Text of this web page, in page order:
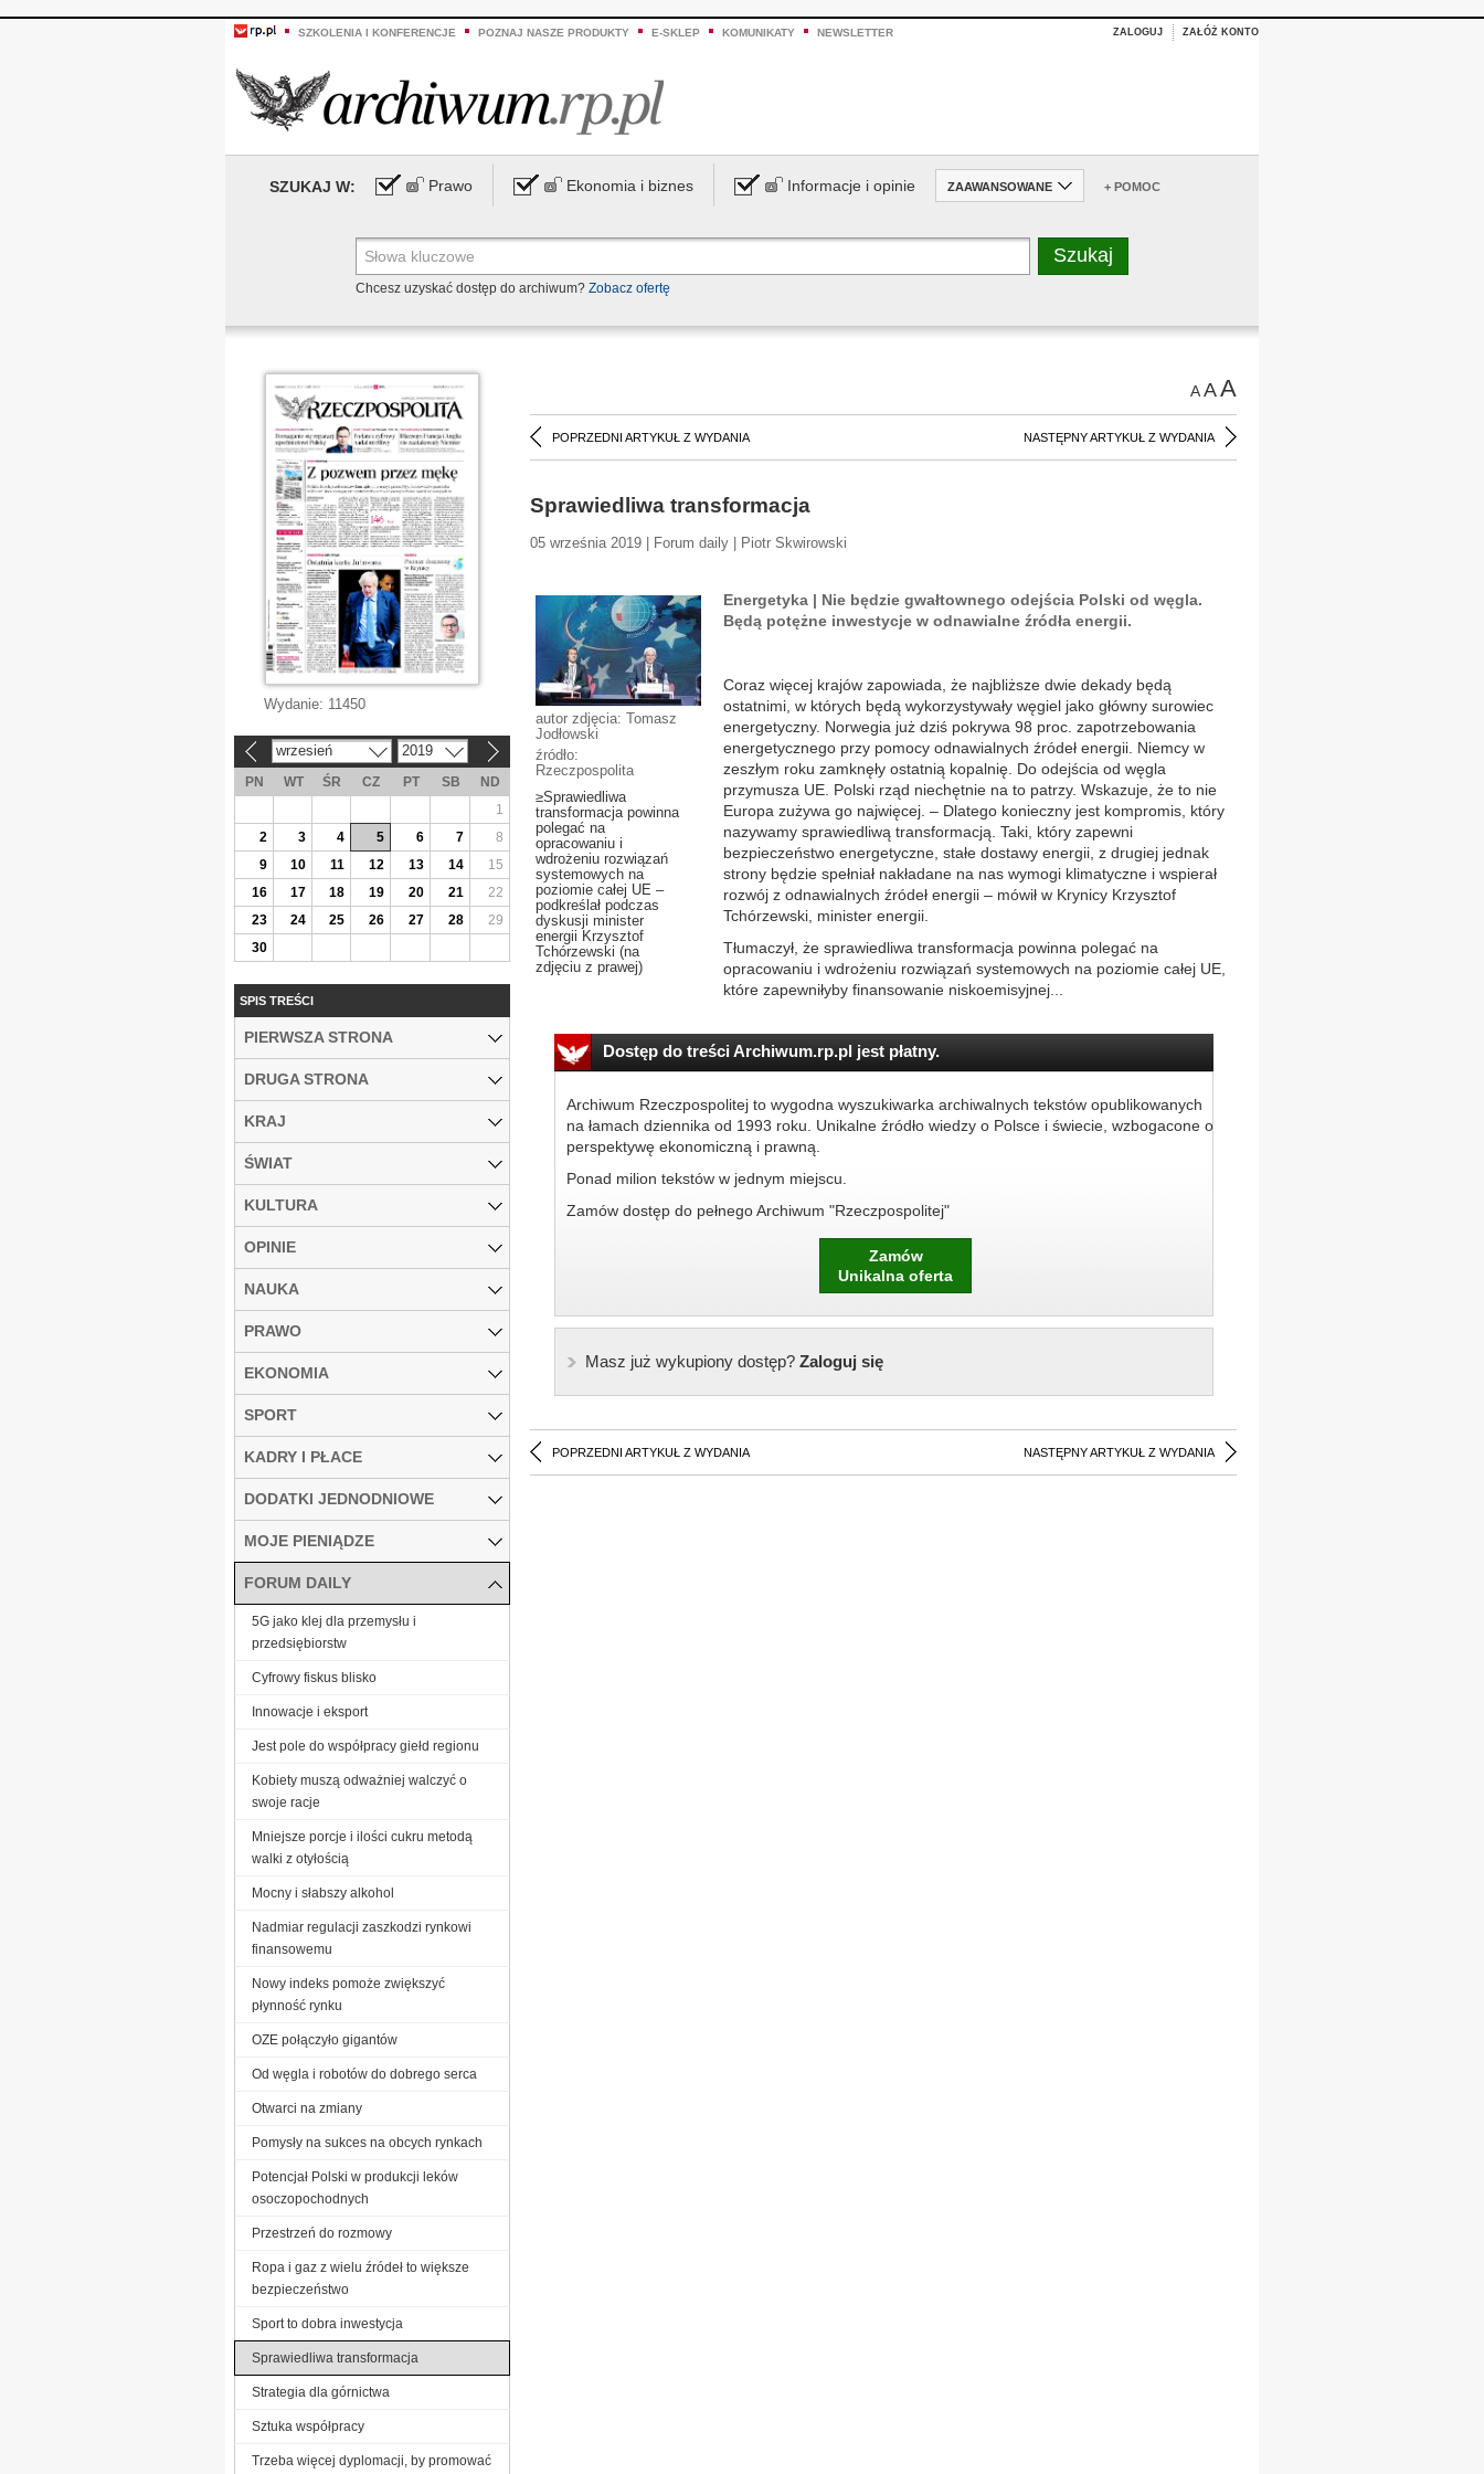
SZKOLENIA I KONFERENCJE POZNAJ NASZE PRODUKTY E-SKLEP KOMUNIKATY NEWSLETTER ZALOGUJ ZAŁÓŻ KONTO
SZUKAJ W: Prawo Ekonomia i biznes Informacje i opinie ZAAWANSOWANE + POMOC
Chcesz uzyskać dostęp do archiwum? Zobacz ofertę
AAA
POPRZEDNI ARTYKUŁ Z WYDANIA NASTĘPNY ARTYKUŁ Z WYDANIA
Sprawiedliwa transformacja
05 września 2019 | Forum daily | Piotr Skwirowski
autor zdjęcia: Tomasz
Jodłowski
źródło:
Rzeczpospolita
≥Sprawiedliwa
transformacja powinna
polegać na
opracowaniu i
wdrożeniu rozwiązań
systemowych na
poziomie całej UE –
podkreślał podczas
dyskusji minister
energii Krzysztof
Tchórzewski (na
zdjęciu z prawej)
Energetyka | Nie będzie gwałtownego odejścia Polski od węgla.
Będą potężne inwestycje w odnawialne źródła energii.
Coraz więcej krajów zapowiada, że najbliższe dwie dekady będą
ostatnimi, w których będą wykorzystywały węgiel jako główny surowiec
energetyczny. Norwegia już dziś pokrywa 98 proc. zapotrzebowania
energetycznego przy pomocy odnawialnych źródeł energii. Niemcy w
zeszłym roku zamknęły ostatnią kopalnię. Do odejścia od węgla
przymusza UE. Polski rząd niechętnie na to patrzy. Wskazuje, że to nie
Europa zużywa go najwięcej. – Dlatego konieczny jest kompromis, który
nazywamy sprawiedliwą transformacją. Taki, który zapewni
bezpieczeństwo energetyczne, stałe dostawy energii, z drugiej jednak
strony będzie spełniał nakładane na nas wymogi klimatyczne i wspierał
rozwój z odnawialnych źródeł energii – mówił w Krynicy Krzysztof
Tchórzewski, minister energii.
Tłumaczył, że sprawiedliwa transformacja powinna polegać na
opracowaniu i wdrożeniu rozwiązań systemowych na poziomie całej UE,
które zapewniłyby finansowanie niskoemisyjnej...
Dostęp do treści Archiwum.rp.pl jest płatny.
Archiwum Rzeczpospolitej to wygodna wyszukiwarka archiwalnych tekstów opublikowanych
na łamach dziennika od 1993 roku. Unikalne źródło wiedzy o Polsce i świecie, wzbogacone o
perspektywę ekonomiczną i prawną.
Ponad milion tekstów w jednym miejscu.
Zamów dostęp do pełnego Archiwum "Rzeczpospolitej"
Zamów
Unikalna oferta
Masz już wykupiony dostęp?Zaloguj się
POPRZEDNI ARTYKUŁ Z WYDANIA NASTĘPNY ARTYKUŁ Z WYDANIA
Wydanie: 11450
wrzesień 2019
PN WT ŚR CZ PT SB
ND
1
2
3 4 5 6 7
8
9
10 11 12 13 14
15
16
17 18 19 20 21
22
23
24 25 26 27 28
29
30
SPIS TREŚCI
PIERWSZA STRONA
DRUGA STRONA
KRAJ
ŚWIAT
KULTURA
OPINIE
NAUKA
PRAWO
EKONOMIA
SPORT
KADRY I PŁACE
DODATKI JEDNODNIOWE
MOJE PIENIĄDZE
FORUM DAILY
5G jako klej dla przemysłu i
przedsiębiorstw
Cyfrowy fiskus blisko
Innowacje i eksport
Jest pole do współpracy giełd regionu
Kobiety muszą odważniej walczyć o
swoje racje
Mniejsze porcje i ilości cukru metodą
walki z otyłością
Mocny i słabszy alkohol
Nadmiar regulacji zaszkodzi rynkowi
finansowemu
Nowy indeks pomoże zwiększyć
płynność rynku
OZE połączyło gigantów
Od węgla i robotów do dobrego serca
Otwarci na zmiany
Pomysły na sukces na obcych rynkach
Potencjał Polski w produkcji leków
osoczopochodnych
Przestrzeń do rozmowy
Ropa i gaz z wielu źródeł to większe
bezpieczeństwo
Sport to dobra inwestycja
Sprawiedliwa transformacja
Strategia dla górnictwa
Sztuka współpracy
Trzeba więcej dyplomacji, by promować